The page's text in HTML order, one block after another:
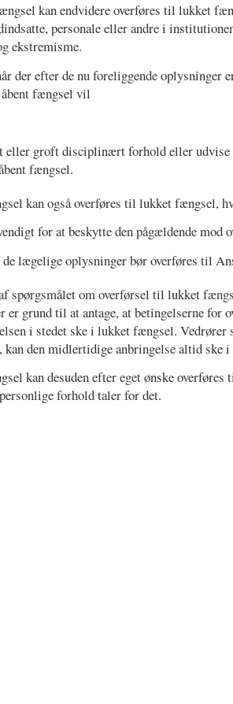
kan endvidere overføres til lukket
personale eller andre i
ekstremisme.
der efter de nu foreliggende oplysninger
fængsel vil
eller groft disciplinært forhold eller udvise
fængsel.
kan også overføres til lukket fængsel,
for at beskytte den pågældende mod
lægelige oplysninger bør overføres til
spørgsmålet om overførsel til lukket
er grund til at antage, at betingelserne for
i stedet ske i lukket fængsel.
kan den midlertidige anbringelse altid ske
kan desuden efter eget ønske
forhold taler for det.